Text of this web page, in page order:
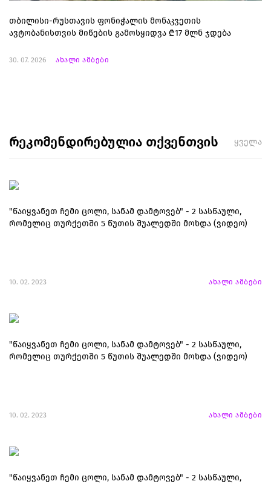
თბილისი-რუსთავის ფონიჭალის მონაკვეთის
ავტობანისთვის მიწების გამოსყიდვა ₾17 მლნ ჯდება
30. 07. 2026 ახალი ამბები
რეკომენდირებულია თქვენთვის ყველა
"წაიყვანეთ ჩემი ცოლი, სანამ დამტოვებ" - 2 სასწაული,
რომელიც თურქეთში 5 წუთის შუალედში მოხდა (ვიდეო)
10. 02. 2023 ახალი ამბები
"წაიყვანეთ ჩემი ცოლი, სანამ დამტოვებ" - 2 სასწაული,
რომელიც თურქეთში 5 წუთის შუალედში მოხდა (ვიდეო)
10. 02. 2023 ახალი ამბები
"წაიყვანეთ ჩემი ცოლი, სანამ დამტოვებ" - 2 სასწაული,